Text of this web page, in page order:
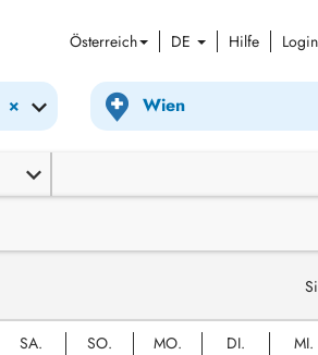
Österreich DE Hilfe Login
×
SA. SO. MO. DI. MI.